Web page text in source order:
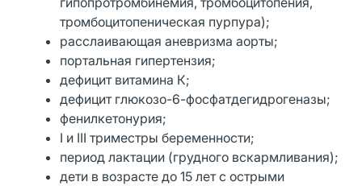
тромбоцитопеническая пурпура);
расслаивающая аневризма аорты;
портальная гипертензия;
дефицит витамина К;
дефицит глюкозо-6-фосфатдегидрогеназы;
фенилкетонурия;
I и III триместры беременности;
период лактации (грудного вскармливания);
дети в возрасте до 15 лет с острыми